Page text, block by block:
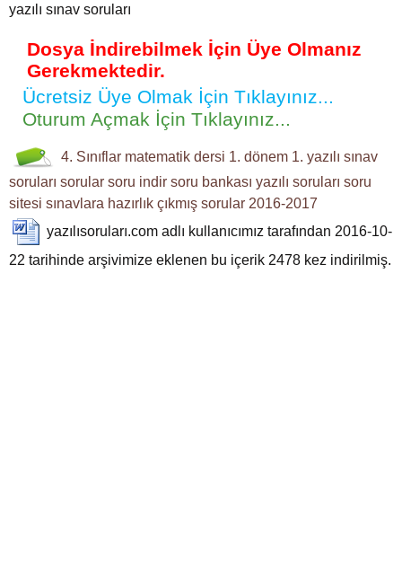
yazılı sınav soruları
Dosya İndirebilmek İçin Üye Olmanız
Gerekmektedir.
Ücretsiz Üye Olmak İçin Tıklayınız...
Oturum Açmak İçin Tıklayınız...
4. Sınıflar matematik dersi 1. dönem 1. yazılı sınav
soruları sorular soru indir soru bankası yazılı soruları soru
sitesi sınavlara hazırlık çıkmış sorular 2016-2017
yazılısoruları.com adlı kullanıcımız tarafından 2016-10-
22 tarihinde arşivimize eklenen bu içerik 2478 kez indirilmiş.